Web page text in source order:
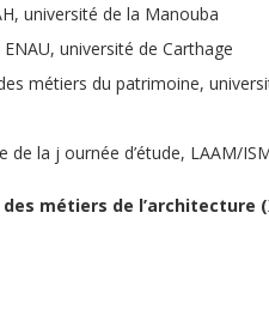
université de la Manouba
université de Carthage
métiers du patrimoine,
la j ournée d’étude, LAAM/
métiers de l’architecture